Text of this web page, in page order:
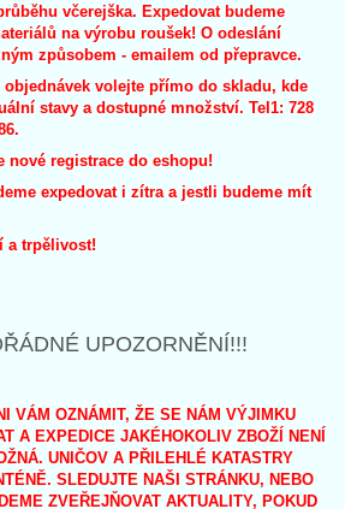
včerejška. Expedovat budeme
na výrobu roušek! O odeslání
způsobem - emailem od přepravce.
volejte přímo do skladu, kde
stavy a dostupné množství. Tel1: 728
nové registrace do eshopu!
expedovat i zítra a jestli budeme mít
a trpělivost!
UPOZORNĚNÍ!!!
VÁM OZNÁMIT, ŽE SE NÁM VÝJIMKU
A EXPEDICE JAKÉHOKOLIV ZBOŽÍ NENÍ
UNIČOV A PŘILEHLÉ KATASTRY
SLEDUJTE NAŠI STRÁNKU, NEBO
ZVEŘEJŇOVAT AKTUALITY, POKUD